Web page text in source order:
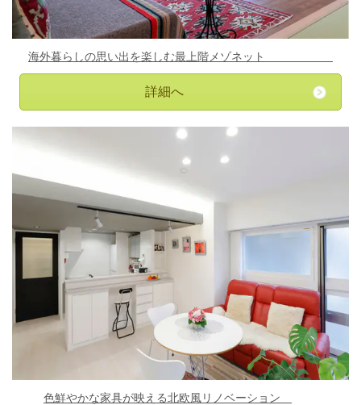
海外暮らしの思い出を楽しむ最上階メゾネット
詳細へ
色鮮やかな家具が映える北欧風リノベーション